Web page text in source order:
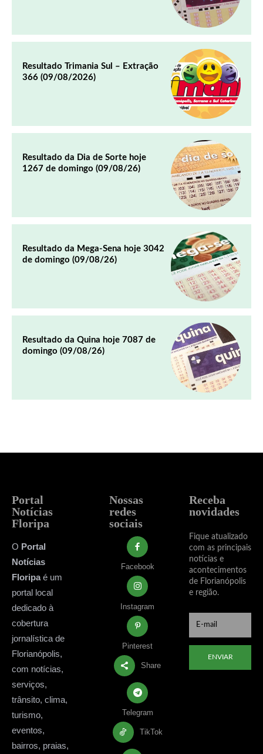
Resultado Trimania Sul – Extração
366 (09/08/2026)
Resultado da Dia de Sorte hoje
1267 de domingo (09/08/26)
Resultado da Mega-Sena hoje 3042
de domingo (09/08/26)
Resultado da Quina hoje 7087 de
domingo (09/08/26)
Portal
Notícias
Floripa
O Portal
Notícias
Floripaé um
portal local
dedicado à
cobertura
jornalística de
Florianópolis,
com notícias,
serviços,
trânsito, clima,
turismo,
eventos,
bairros, praias,
Nossas
redes
sociais
Facebook
Instagram
Pinterest
Share
Telegram
TikTok
Receba
novidades
Fique atualizado
com as principais
notícias e
acontecimentos
de Florianópolis
e região.
ENVIAR